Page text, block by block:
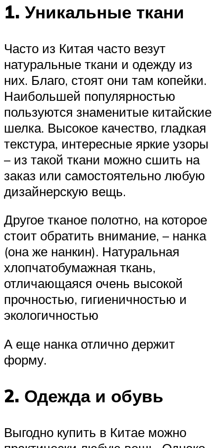
1. Уникальные ткани
Часто из Китая часто везут
натуральные ткани и одежду из
них. Благо, стоят они там копейки.
Наибольшей популярностью
пользуются знаменитые китайские
шелка. Высокое качество, гладкая
текстура, интересные яркие узоры
– из такой ткани можно сшить на
заказ или самостоятельно любую
дизайнерскую вещь.
Другое тканое полотно, на которое
стоит обратить внимание, – нанка
(она же нанкин). Натуральная
хлопчатобумажная ткань,
отличающаяся очень высокой
прочностью, гигиеничностью и
экологичностью
А еще нанка отлично держит
форму.
2. Одежда и обувь
Выгодно купить в Китае можно